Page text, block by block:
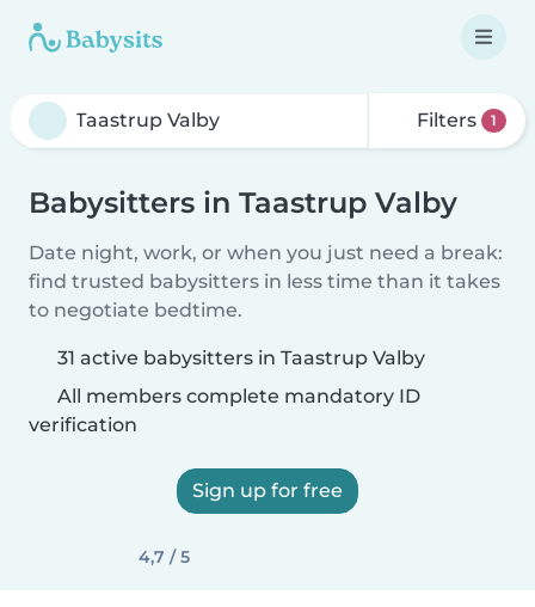
Filters 1
Babysitters in Taastrup Valby
Date night, work, or when you just need a break:
find trusted babysitters in less time than it takes
to negotiate bedtime.
31 active babysitters in Taastrup Valby
All members complete mandatory ID
verification
Sign up for free
4,7 / 5